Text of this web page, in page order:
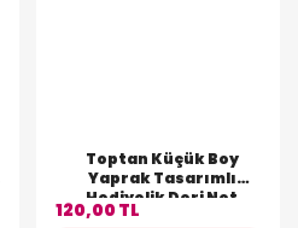
Toptan Küçük Boy
Yaprak Tasarımlı
Hediyelik Deri Not
Defteri
120,00 TL